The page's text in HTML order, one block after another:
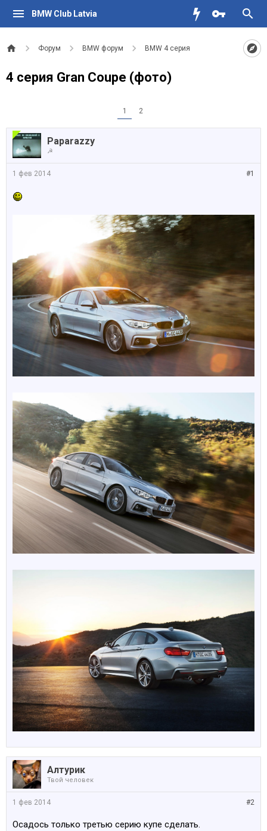
BMW Club Latvia
Форум BMW форум BMW 4 серия
4 серия Gran Coupe (фото)
1 2
Paparazzy
☭
#1
1 фев 2014
Алтурик
Твой человек
#2
1 фев 2014
Осадось только третью серию купе сделать.